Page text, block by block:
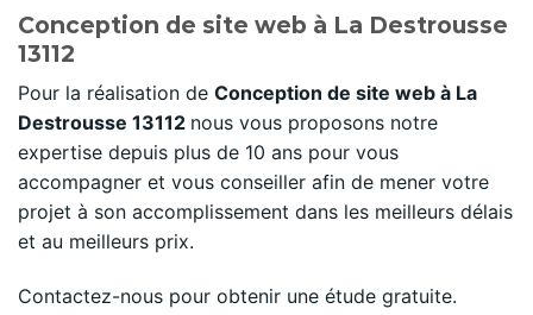
Conception de site web à La Destrousse
13112
Pour la réalisation de Conception de site web à La
Destrousse 13112 nous vous proposons notre
expertise depuis plus de 10 ans pour vous
accompagner et vous conseiller afin de mener votre
projet à son accomplissement dans les meilleurs délais
et au meilleurs prix.
Contactez-nous pour obtenir une étude gratuite.